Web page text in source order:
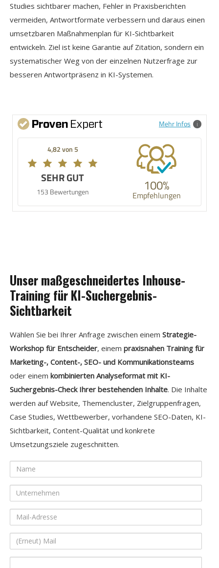
Studies sichtbarer machen, Fehler in Praxisberichten
vermeiden, Antwortformate verbessern und daraus einen
umsetzbaren Maßnahmenplan für KI-Sichtbarkeit
entwickeln. Ziel ist keine Garantie auf Zitation, sondern ein
systematischer Weg von der einzelnen Nutzerfrage zur
besseren Antwortpräsenz in KI-Systemen.
Mehr Infos
4,82 von 5
SEHR GUT
153 Bewertungen 100%
Empfehlungen
Unser maßgeschneidertes Inhouse-
Training für KI-Suchergebnis-
Sichtbarkeit
Wählen Sie bei Ihrer Anfrage zwischen einem Strategie-
Workshop für Entscheider, einem praxisnahen Training für
Marketing-, Content-, SEO- und Kommunikationsteams
oder einem kombinierten Analyseformat mit KI-
Suchergebnis-Check Ihrer bestehenden Inhalte. Die Inhalte
werden auf Website, Themencluster, Zielgruppenfragen,
Case Studies, Wettbewerber, vorhandene SEO-Daten, KI-
Sichtbarkeit, Content-Qualität und konkrete
Umsetzungsziele zugeschnitten.
Name
Unternehmen
Mail-
Adresse
(Erneut)
Mail